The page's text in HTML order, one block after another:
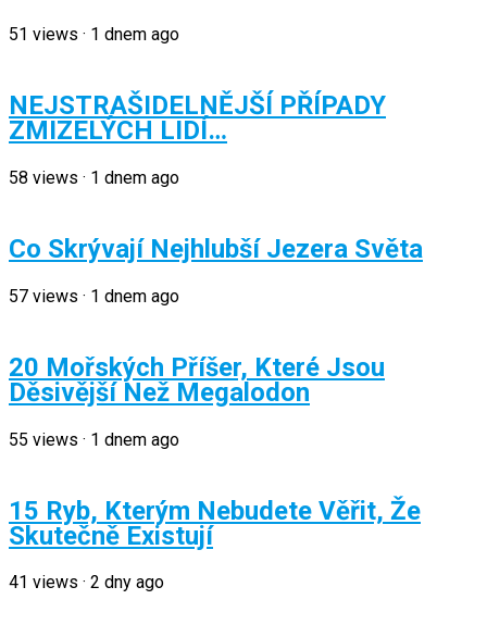
51 views · 1 dnem ago
NEJSTRAŠIDELNĚJŠÍ PŘÍPADY
ZMIZELÝCH LIDÍ…
58 views · 1 dnem ago
Co Skrývají Nejhlubší Jezera Světa
57 views · 1 dnem ago
20 Mořských Příšer, Které Jsou
Děsivější Než Megalodon
55 views · 1 dnem ago
15 Ryb, Kterým Nebudete Věřit, Že
Skutečně Existují
41 views · 2 dny ago